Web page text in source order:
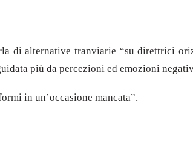
di alternative tranviarie “su direttrici
più da percezioni ed emozioni
in un’occasione mancata”.